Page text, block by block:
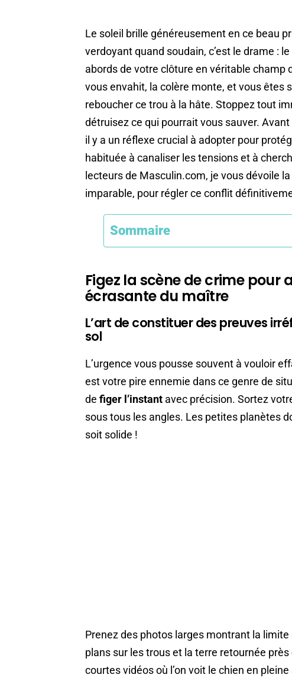
Le soleil brille généreusement en ce beau
verdoyant quand soudain, c’est le drame :
abords de votre clôture en véritable champ
vous envahit, la colère monte, et vous êtes
reboucher ce trou à la hâte. Stoppez tout
détruisez ce qui pourrait vous sauver.
il y a un réflexe crucial à adopter pour
habituée à canaliser les tensions et à
lecteurs de Masculin.com, je vous dévoile
imparable, pour régler ce conflit
Sommaire
Figez la scène de crime pour
écrasante du maître
L’art de constituer des preuves
sol
L’urgence vous pousse souvent à vouloir
est votre pire ennemie dans ce genre de
de figer l’instant avec précision. Sortez
sous tous les angles. Les petites planètes
soit solide !
Prenez des photos larges montrant la
plans sur les trous et la terre retournée
courtes vidéos où l’on voit le chien en